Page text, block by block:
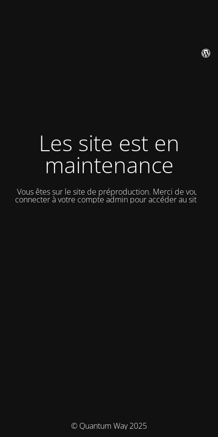
Les site est en
maintenance
Vous êtes sur le site de préproduction. Merci de vous
connecter à votre compte admin pour accéder au site.
© Quantum Way 2025